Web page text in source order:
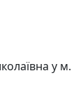
у м.